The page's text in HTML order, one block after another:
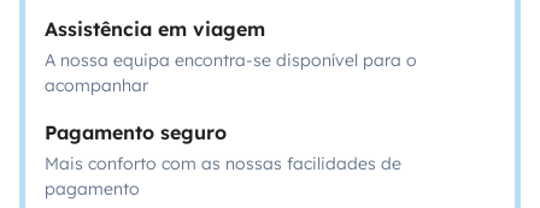
Assistência em viagem
A nossa equipa encontra-se disponível para o
acompanhar
Pagamento seguro
Mais conforto com as nossas facilidades de
pagamento